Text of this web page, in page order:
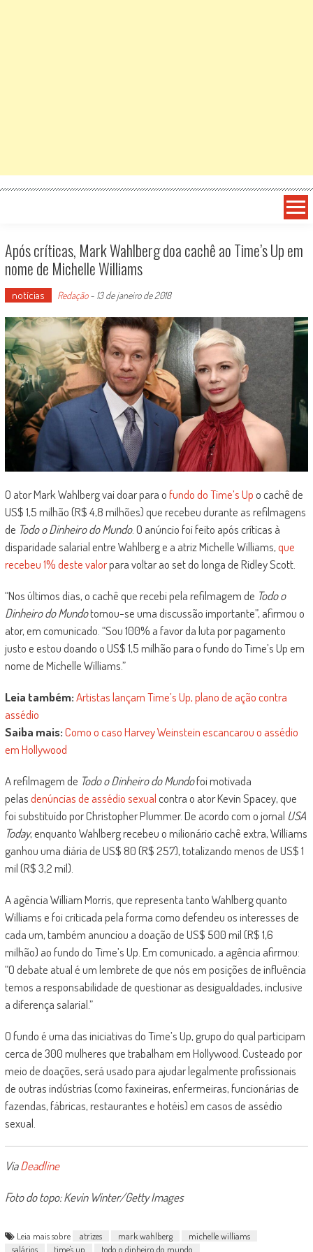
Após críticas, Mark Wahlberg doa cachê ao Time’s Up em
nome de Michelle Williams
notícias Redação- 13 de janeiro de 2018
O ator Mark Wahlberg vai doar para ofundo do Time’s Upo cachê de
US$ 1,5 milhão (R$ 4,8 milhões) que recebeu durante as refilmagens
de Todo o Dinheiro do Mundo. O anúncio foi feito após críticas à
disparidade salarial entre Wahlberg e a atriz Michelle Williams,que
recebeu 1% deste valorpara voltar ao set do longa de Ridley Scott.
“Nos últimos dias, o cachê que recebi pela refilmagem de Todo o
Dinheiro do Mundotornou-se uma discussão importante”, afirmou o
ator, em comunicado. “Sou 100% a favor da luta por pagamento
justo e estou doando o US$ 1,5 milhão para o fundo do Time’s Up em
nome de Michelle Williams.”
Leia também:Artistas lançam Time’s Up, plano de ação contra
assédio
Saiba mais:Como o caso Harvey Weinstein escancarou o assédio
em Hollywood
A refilmagem de Todo o Dinheiro do Mundofoi motivada
pelasdenúncias de assédio sexualcontra o ator Kevin Spacey, que
foi substituído por Christopher Plummer. De acordo com o jornal USA
Today, enquanto Wahlberg recebeu o milionário cachê extra, Williams
ganhou uma diária de US$ 80 (R$ 257), totalizando menos de US$ 1
mil (R$ 3,2 mil).
A agência William Morris, que representa tanto Wahlberg quanto
Williams e foi criticada pela forma como defendeu os interesses de
cada um, também anunciou a doação de US$ 500 mil (R$ 1,6
milhão) ao fundo do Time’s Up. Em comunicado, a agência afirmou:
“O debate atual é um lembrete de que nós em posições de influência
temos a responsabilidade de questionar as desigualdades, inclusive
a diferença salarial.”
O fundo é uma das iniciativas do Time’s Up, grupo do qual participam
cerca de 300 mulheres que trabalham em Hollywood. Custeado por
meio de doações, será usado para ajudar legalmente profissionais
de outras indústrias (como faxineiras, enfermeiras, funcionárias de
fazendas, fábricas, restaurantes e hotéis) em casos de assédio
sexual.
ViaDeadline
Foto do topo: Kevin Winter/Getty Images
Leia mais sobre atrizes mark wahlberg
michelle williams
salários
time's up todo o dinheiro do mundo